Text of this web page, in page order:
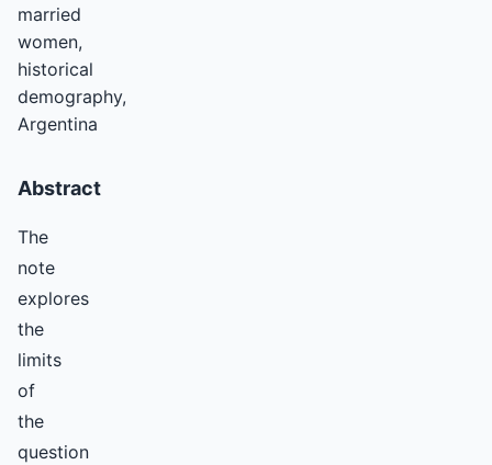
married
women,
historical
demography,
Argentina
Abstract
The
note
explores
the
limits
of
the
question